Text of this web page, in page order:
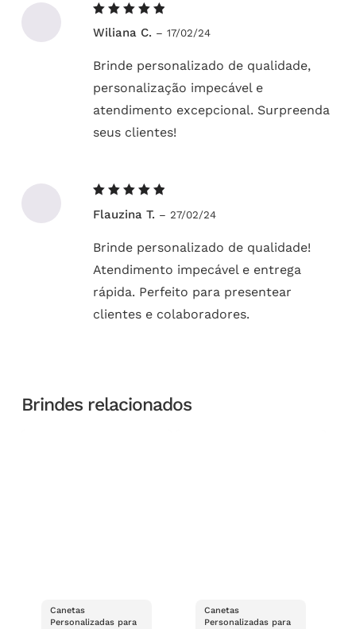
5de 5
Wiliana C. – 17/02/24
Brinde personalizado de qualidade,
personalização impecável e
atendimento excepcional. Surpreenda
seus clientes!
5de 5
Flauzina T. – 27/02/24
Brinde personalizado de qualidade!
Atendimento impecável e entrega
rápida. Perfeito para presentear
clientes e colaboradores.
Brindes relacionados
Canetas
Personalizadas para
Canetas
Personalizadas para